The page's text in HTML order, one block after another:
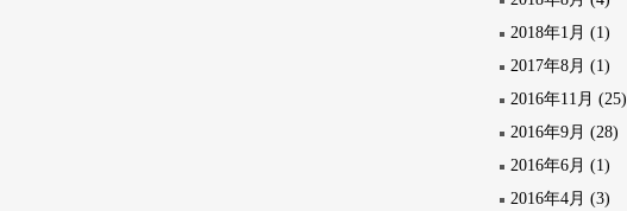
2018年1月 (1)
2017年8月 (1)
2016年11月 (25)
2016年9月 (28)
2016年6月 (1)
2016年4月 (3)